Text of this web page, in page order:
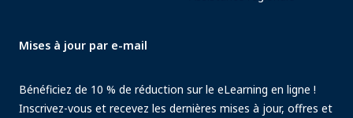
Mises à jour par e-mail
Bénéficiez de 10 % de réduction sur le eLearning en ligne !
Inscrivez-vous et recevez les dernières mises à jour, offres et